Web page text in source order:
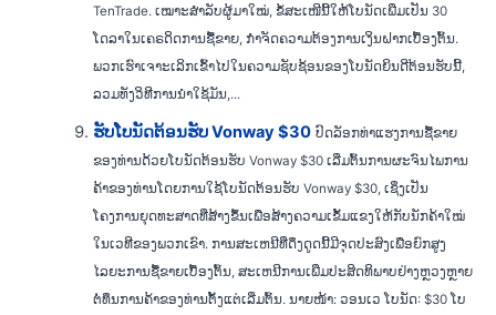
TenTrade. ເໝາະສຳລັບຜູ້ມາໃໝ່, ຂໍ້ສະເໜີນີ້ໃຫ້ໂບນັດເພີ່ມເປັນ 30
ໂດລາໃນເຄຣດິດການຊື້ຂາຍ, ກໍາຈັດຄວາມຕ້ອງການເງິນຝາກເບື້ອງຕົ້ນ.
ພວກເຮົາເຈາະເລິກເຂົ້າໄປໃນຄວາມຊັບຊ້ອນຂອງໂບນັດຍິນດີຕ້ອນຮັບນີ້,
ລວມທັງວິທີການນໍາໃຊ້ມັນ,...
ຮັບໂບນັດຕ້ອນຮັບ Vonway $30 ປົດລັອກທ່າແຮງການຊື້ຂາຍ
ຂອງທ່ານດ້ວຍໂບນັດຕ້ອນຮັບ Vonway $30 ເລີ່ມຕົ້ນການຜະຈົນໄພການ
ຄ້າຂອງທ່ານໂດຍການໃຊ້ໂບນັດຕ້ອນຮັບ Vonway $30, ເຊິ່ງເປັນ
ໂຄງການຍຸດທະສາດທີ່ສ້າງຂຶ້ນເພື່ອສ້າງຄວາມເຂັ້ມແຂງໃຫ້ກັບນັກຄ້າໃໝ່
ໃນເວທີຂອງພວກເຂົາ. ການສະເຫນີທີ່ດຶງດູດນີ້ມີຈຸດປະສົງເພື່ອຍົກສູງ
ໄລຍະການຊື້ຂາຍເບື້ອງຕົ້ນ, ສະເຫນີການເພີ່ມປະສິດທິພາບຢ່າງຫຼວງຫຼາຍ
ຕໍ່ທຶນການຄ້າຂອງທ່ານຕັ້ງແຕ່ເລີ່ມຕົ້ນ. ນາຍໜ້າ: ວອນເວ ໂບນັດ: $30 ໂບ